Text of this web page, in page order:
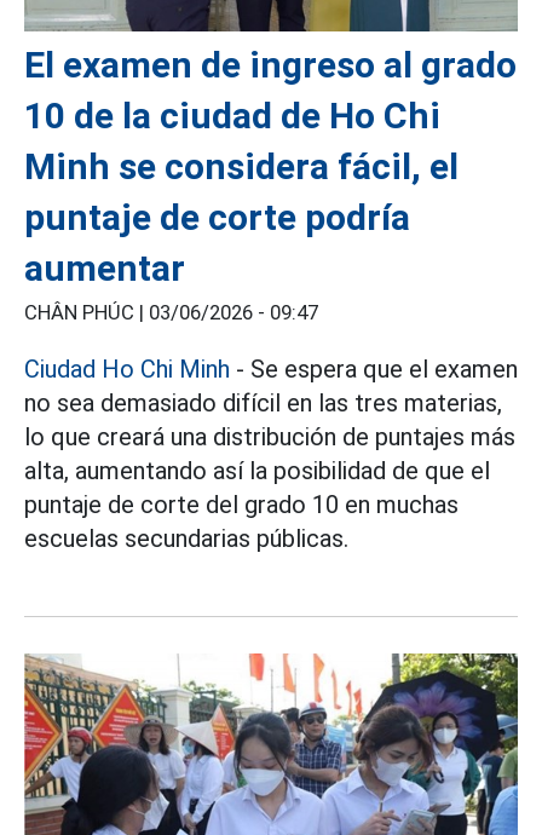
El examen de ingreso al grado
10 de la ciudad de Ho Chi
Minh se considera fácil, el
puntaje de corte podría
aumentar
CHÂN PHÚC | 03/06/2026 - 09:47
Ciudad Ho Chi Minh - Se espera que el examen
no sea demasiado difícil en las tres materias,
lo que creará una distribución de puntajes más
alta, aumentando así la posibilidad de que el
puntaje de corte del grado 10 en muchas
escuelas secundarias públicas.